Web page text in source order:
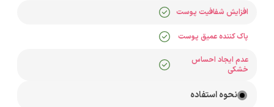
افزایش شفافیت پوست
پاک کننده عمیق پوست
عدم ایجاد احساس
خشکی
نحوه استفاده